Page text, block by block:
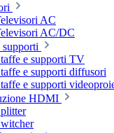
AC
AC/DC
supporti
e supporti TV
e supporti diffusori
e supporti
HDMI